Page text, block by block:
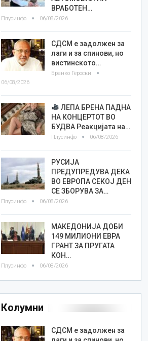
ВРАБОТЕН…
Плусинфо 06/08/2026
СДСМ е задолжен за
лаги и за спинови, но
вистинското…
Бранко Героски
06/08/2026
ЛЕПА БРЕНА ПАДНА
НА КОНЦЕРТОТ ВО
БУДВА Реакцијата на…
Плусинфо 06/08/2026
РУСИЈА
ПРЕДУПРЕДУВА ДЕКА
ВО ЕВРОПА СЕКОЈ ДЕН
СЕ ЗБОРУВА ЗА…
Плусинфо 06/08/2026
МАКЕДОНИЈА ДОБИ
149 МИЛИОНИ ЕВРА
ГРАНТ ЗА ПРУГАТА
КОН…
Плусинфо 06/08/2026
Колумни
СДСМ е задолжен за